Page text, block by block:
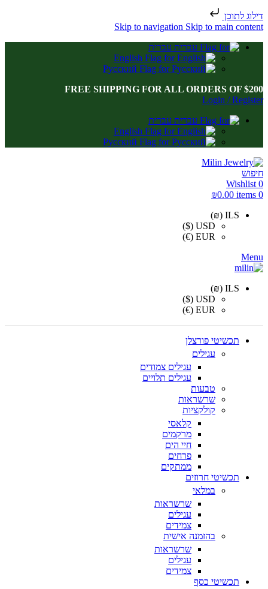
דילוג לתוכן
Skip to navigation Skip to main content
עברית
English
Русский
FREE SHIPPING FOR ALL ORDERS OF $200
Login / Register
עברית
English
Русский
חיפוש
0
Wishlist
0
items
₪0.00
ILS (₪)
USD ($)
EUR (€)
Menu
ILS (₪)
USD ($)
EUR (€)
תכשיטי פורצלן
עגילים
עגילים צמודים
עגילים תלויים
טבעות
שרשראות
קולקציות
קלאסי
מרקמים
חיי הים
פרחים
ממתקים
תכשיטי חרוזים
במלאי
שרשראות
עגילים
צמידים
בהזמנה אישית
שרשראות
עגילים
צמידים
תכשיטי כסף